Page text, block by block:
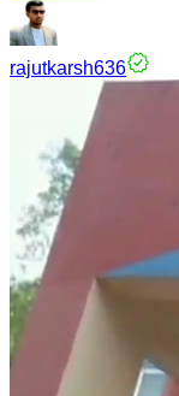
rajutkarsh636